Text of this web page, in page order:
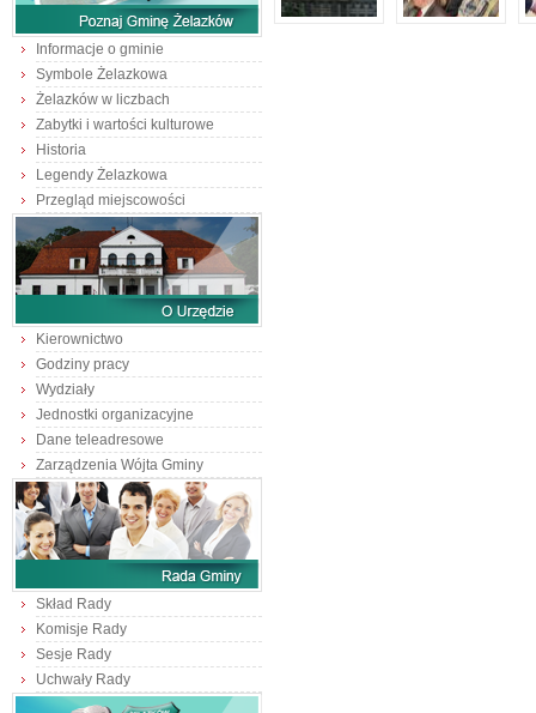
Informacje o gminie
Symbole Żelazkowa
Żelazków w liczbach
Zabytki i wartości kulturowe
Historia
Legendy Żelazkowa
Przegląd miejscowości
Kierownictwo
Godziny pracy
Wydziały
Jednostki organizacyjne
Dane teleadresowe
Zarządzenia Wójta Gminy
Skład Rady
Komisje Rady
Sesje Rady
Uchwały Rady